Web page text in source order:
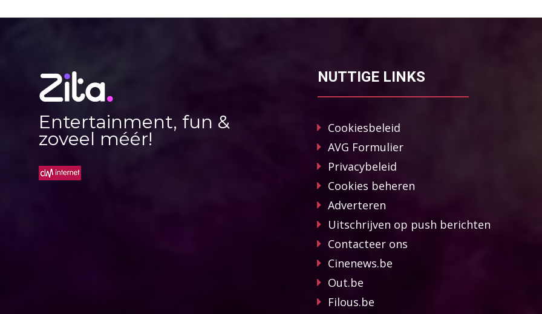
Entertainment, fun &
zoveel méér!
NUTTIGE LINKS
Cookiesbeleid
AVG Formulier
Privacybeleid
Cookies beheren
Adverteren
Uitschrijven op push berichten
Contacteer ons
Cinenews.be
Out.be
Filous.be